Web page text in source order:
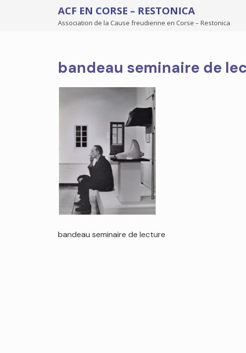
ACF EN CORSE – RESTONICA
Association de la Cause freudienne en Corse – Restonica
bandeau seminaire de
bandeau seminaire de lecture